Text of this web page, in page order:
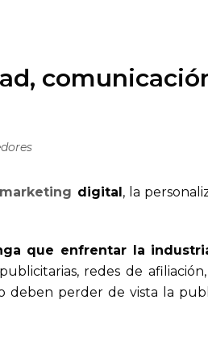
marketing digital, la
que enfrentar la
redes de
deben perder de vista la